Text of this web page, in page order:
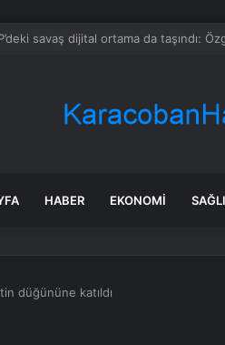
Özel’e ilk tebrik telefonu Bahçeli’den
HABER EKONOMI
düğününe katıldı